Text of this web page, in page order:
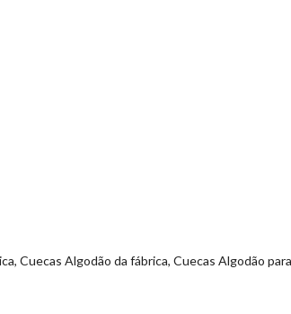
Cuecas Algodão da fábrica, Cuecas Algodão